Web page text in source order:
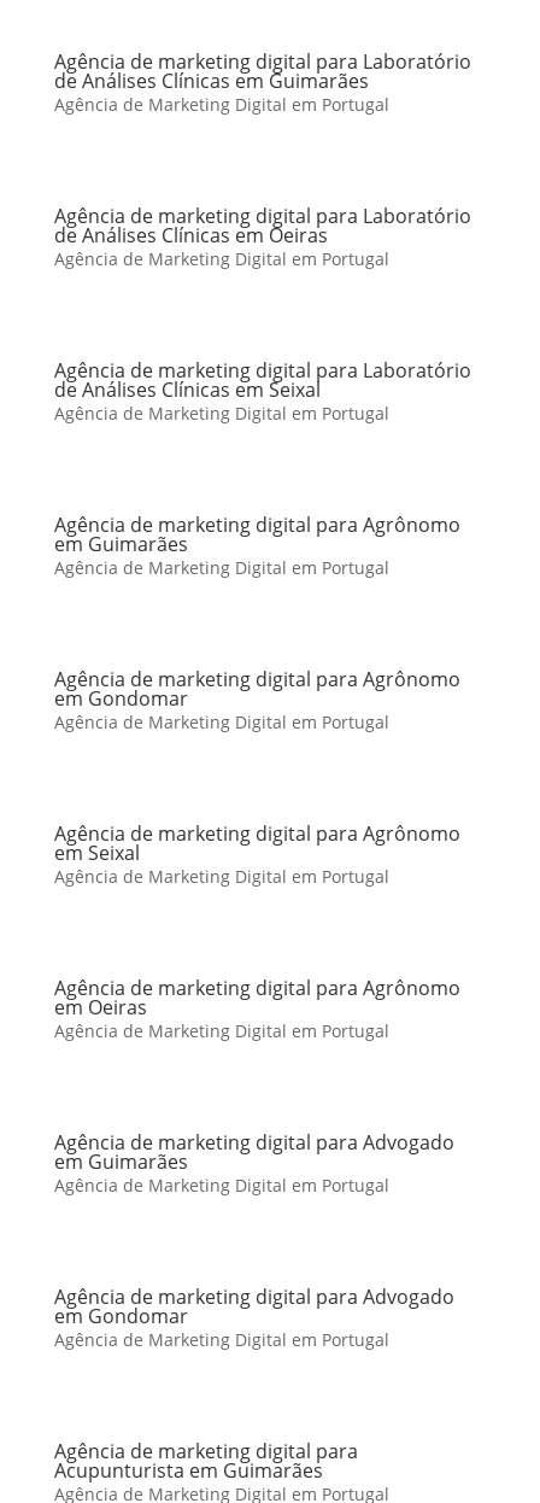
Agência de marketing digital para Laboratório
de Análises Clínicas em Guimarães
Agência de Marketing Digital em Portugal
Agência de marketing digital para Laboratório
de Análises Clínicas em Oeiras
Agência de Marketing Digital em Portugal
Agência de marketing digital para Laboratório
de Análises Clínicas em Seixal
Agência de Marketing Digital em Portugal
Agência de marketing digital para Agrônomo
em Guimarães
Agência de Marketing Digital em Portugal
Agência de marketing digital para Agrônomo
em Gondomar
Agência de Marketing Digital em Portugal
Agência de marketing digital para Agrônomo
em Seixal
Agência de Marketing Digital em Portugal
Agência de marketing digital para Agrônomo
em Oeiras
Agência de Marketing Digital em Portugal
Agência de marketing digital para Advogado
em Guimarães
Agência de Marketing Digital em Portugal
Agência de marketing digital para Advogado
em Gondomar
Agência de Marketing Digital em Portugal
Agência de marketing digital para
Acupunturista em Guimarães
Agência de Marketing Digital em Portugal